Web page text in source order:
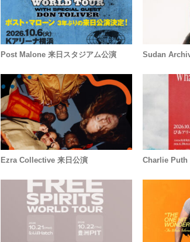
Post Malone 来日スタジアム公演 Sudan
Ezra Collective 来日公演 Charlie Puth